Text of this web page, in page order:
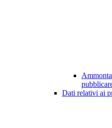
Dati relativi ai